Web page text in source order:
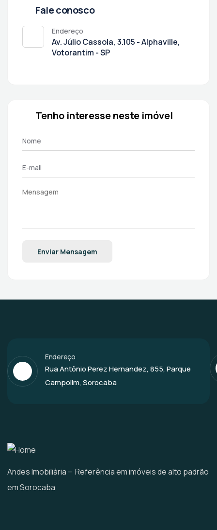
Fale conosco
Endereço
Av. Júlio Cassola, 3.105 - Alphaville,
Votorantim - SP
Tenho interesse neste imóvel
Enviar Mensagem
Endereço
Rua Antônio Perez Hernandez, 855, Parque
Campolim, Sorocaba
Andes Imobiliária – Referência em imóveis de alto padrão
em Sorocaba